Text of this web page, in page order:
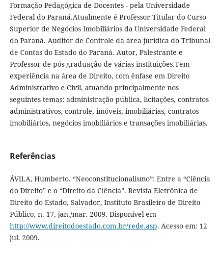
Formação Pedagógica de Docentes - pela Universidade
Federal do Paraná.Atualmente é Professor Titular do Curso
Superior de Negócios Imobiliários da Universidade Federal
do Paraná. Auditor de Controle da área jurídica do Tribunal
de Contas do Estado do Paraná. Autor, Palestrante e
Professor de pós-graduação de várias instituições.Tem
experiência na área de Direito, com ênfase em Direito
Administrativo e Civil, atuando principalmente nos
seguintes temas: administração pública, licitações, contratos
administrativos, controle, imóveis, imobiliárias, contratos
imobiliários, negócios imobiliários e transações imobiliárias.
Referências
ÁVILA, Humberto. “Neoconstitucionalismo”: Entre a “Ciência
do Direito” e o “Direito da Ciência”. Revista Eletrônica de
Direito do Estado, Salvador, Instituto Brasileiro de Direito
Público, n. 17, jan./mar. 2009. Disponível em
http://www.direitodoestado.com.br/rede.asp. Acesso em: 12
jul. 2009.